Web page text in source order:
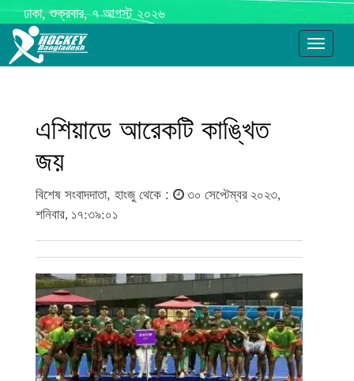
ঢাকা, শুক্রবার, ৭ আগস্ট ২০২৬
Toggle
এশিয়াডে আরেকটি কাঙ্খিত
জয়
বিশেষ সংবাদদাতা, হাংজু থেকে :
৩০ সেপ্টেম্বর ২০২৩,
শনিবার, ১৭:৩৯:০১